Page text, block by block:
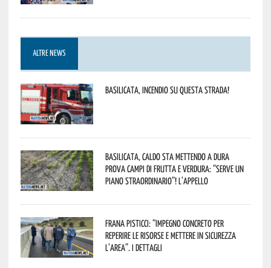
ALTRE NEWS
Basilicata, incendio su questa strada!
Basilicata, caldo sta mettendo a dura
prova campi di frutta e verdura: “Serve un
piano straordinario”! L’appello
Frana Pisticci: “Impegno concreto per
reperire le risorse e mettere in sicurezza
l’area”. I dettagli